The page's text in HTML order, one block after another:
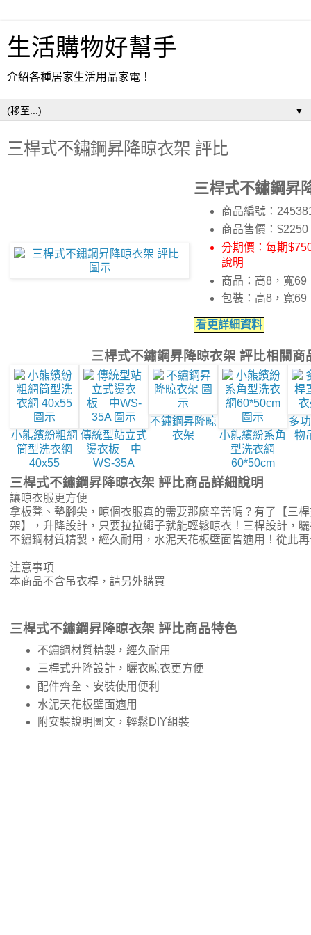
生活購物好幫手
介紹各種居家生活用品家電！
▼
三桿式不鏽鋼昇降晾衣架 評比
三桿式不鏽鋼昇
商品編號：
商品售價：$2250
分期價：每期
說明
商品：高8，寬69
包裝：高8，寬69
看更詳細資料
三桿式不鏽鋼昇降晾衣架 評比相關商
小熊繽紛粗網
筒型洗衣網
40x55
傳統型站立式
燙衣板 中
WS-35A
不鏽鋼昇降晾
衣架
小熊繽紛系角
型洗衣網
60*50cm
多
物
三桿式不鏽鋼昇降晾衣架 評比商品詳細說明
讓晾衣服更方便
拿板凳、墊腳尖，晾個衣服真的需要那麼辛苦嗎？有了【三
架】，升降設計，只要拉拉繩子就能輕鬆晾衣！三桿設計，
不鏽鋼材質精製，經久耐用，水泥天花板壁面皆適用！從此
注意事項
本商品不含吊衣桿，請另外購買
三桿式不鏽鋼昇降晾衣架 評比商品特色
不鏽鋼材質精製，經久耐用
三桿式升降設計，曬衣晾衣更方便
配件齊全、安裝使用便利
水泥天花板壁面適用
附安裝說明圖文，輕鬆DIY組裝